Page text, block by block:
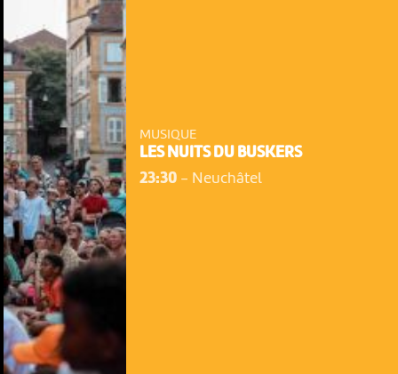
MUSIQUE
LES NUITS DU BUSKERS
23:30- Neuchâtel